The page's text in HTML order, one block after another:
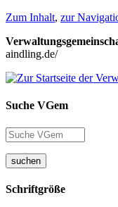
Zum Inhalt, zur
aindling.de/
Suche VGem
suchen
Schriftgröße